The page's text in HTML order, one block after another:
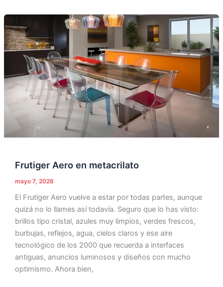
Frutiger Aero en metacrilato
mayo 7, 2026
El Frutiger Aero vuelve a estar por todas partes, aunque
quizá no lo llames así todavía. Seguro que lo has visto:
brillos tipo cristal, azules muy limpios, verdes frescos,
burbujas, reflejos, agua, cielos claros y ese aire
tecnológico de los 2000 que recuerda a interfaces
antiguas, anuncios luminosos y diseños con mucho
optimismo. Ahora bien,
Frutiger
Aero
en
metacrilato